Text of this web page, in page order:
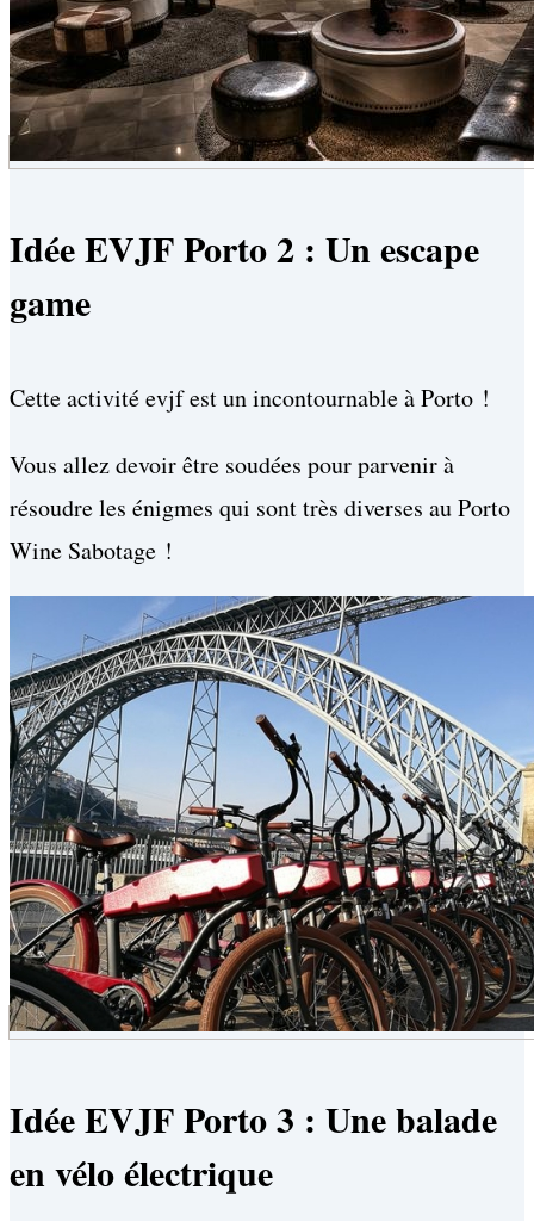
Idée EVJF Porto 2 : Un escape
game
Cette activité evjf est un incontournable à Porto !
Vous allez devoir être soudées pour parvenir à
résoudre les énigmes qui sont très diverses au Porto
Wine Sabotage !
Idée EVJF Porto 3 : Une balade
en vélo électrique